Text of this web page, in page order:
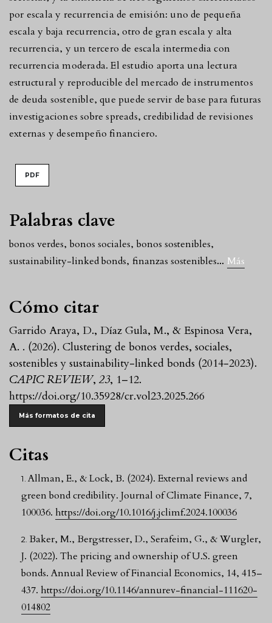
Palabras clave
bonos verdes, bonos sociales, bonos sostenibles,
sustainability-linked bonds, finanzas sostenibles... Más
Cómo citar
Garrido Araya, D., Díaz Gula, M., & Espinosa Vera,
A. . (2026). Clustering de bonos verdes, sociales,
sostenibles y sustainability-linked bonds (2014-2023).
CAPIC REVIEW, 23, 1–12.
https://doi.org/10.35928/cr.vol23.2025.266
Más formatos de cita
por escala y recurrencia de emisión: uno de pequeña
escala y baja recurrencia, otro de gran escala y alta
recurrencia, y un tercero de escala intermedia con
recurrencia moderada. El estudio aporta una lectura
estructural y reproducible del mercado de instrumentos
de deuda sostenible, que puede servir de base para futuras
investigaciones sobre spreads, credibilidad de revisiones
externas y desempeño financiero.
PDF
Citas
Allman, E., & Lock, B. (2024). External reviews and
green bond credibility. Journal of Climate Finance, 7,
100036. https://doi.org/10.1016/j.jclimf.2024.100036
Baker, M., Bergstresser, D., Serafeim, G., & Wurgler,
J. (2022). The pricing and ownership of U.S. green
bonds. Annual Review of Financial Economics, 14, 415–
437. https://doi.org/10.1146/annurev-financial-111620-
014802